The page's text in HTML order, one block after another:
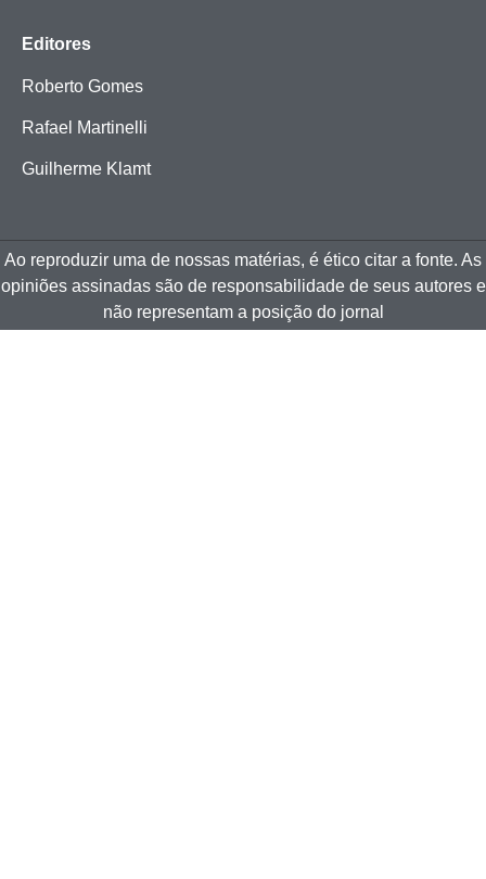
Editores
Roberto Gomes
Rafael Martinelli
Guilherme Klamt
Ao reproduzir uma de nossas matérias, é ético citar a fonte. As
opiniões assinadas são de responsabilidade de seus autores e
não representam a posição do jornal